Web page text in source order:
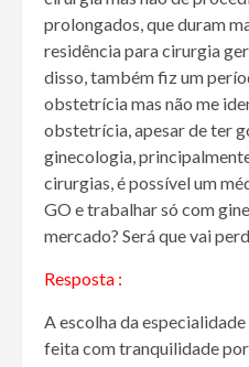
prolongados, que duram
residência para cirurgia
disso, também fiz um
obstetrícia mas não me
obstetrícia, apesar de ter
ginecologia,
cirurgias, é possível um
GO e trabalhar só com
mercado? Será que vai
Resposta :
A escolha da
feita com tranquilidade